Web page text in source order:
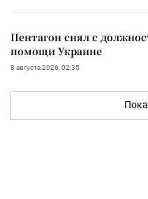
Пентагон снял с
помощи Украине
8 августа 2026, 02:35